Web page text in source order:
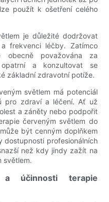
použít k ošetření celého
je důležité dodržovat
frekvenci léčby. Zatímco
obecně považována za
a konzultovat se
základní zdravotní potíže.
světlem má potenciál
pro zdraví a léčení. Ať už
a záněty nebo podpořit
červeným světlem do
být cenným doplňkem
dostupnosti profesionálních
než kdy jindy zažít na
světlem.
a účinnosti terapie